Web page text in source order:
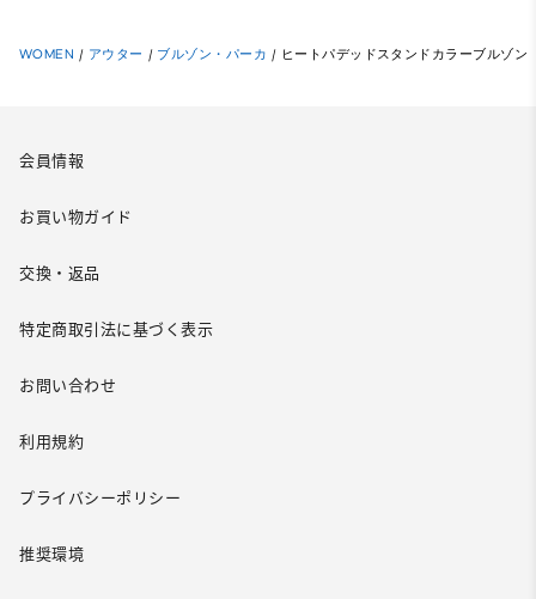
WOMEN / アウター / ブルゾン・パーカ / ヒートパデッドスタンドカラーブルゾン
会員情報
お買い物ガイド
交換・返品
特定商取引法に基づく表示
お問い合わせ
利用規約
プライバシーポリシー
推奨環境